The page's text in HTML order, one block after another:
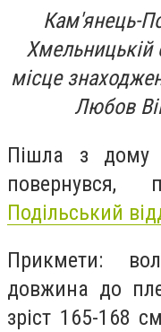
Кам'янець-
Хмельницькій
місце
Любов
Пішла з дому
повернувся,
Подільський
Прикмети:
довжина до
зріст 165-168